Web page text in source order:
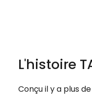
L'histoire
Conçu il y a plus